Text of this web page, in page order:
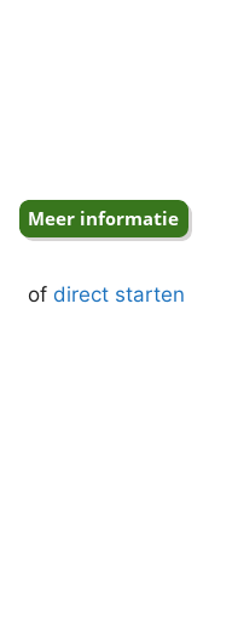
of direct starten